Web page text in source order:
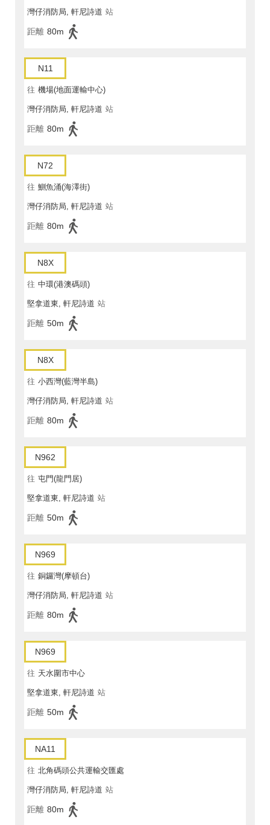
灣仔消防局, 軒尼詩道 站
距離 80m
N11
往 機場(地面運輸中心)
灣仔消防局, 軒尼詩道 站
距離 80m
N72
往 鰂魚涌(海澤街)
灣仔消防局, 軒尼詩道 站
距離 80m
N8X
往 中環(港澳碼頭)
堅拿道東, 軒尼詩道 站
距離 50m
N8X
往 小西灣(藍灣半島)
灣仔消防局, 軒尼詩道 站
距離 80m
N962
往 屯門(龍門居)
堅拿道東, 軒尼詩道 站
距離 50m
N969
往 銅鑼灣(摩頓台)
灣仔消防局, 軒尼詩道 站
距離 80m
N969
往 天水圍市中心
堅拿道東, 軒尼詩道 站
距離 50m
NA11
往 北角碼頭公共運輸交匯處
灣仔消防局, 軒尼詩道 站
距離 80m